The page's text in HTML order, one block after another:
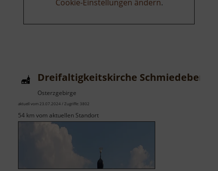
Cookie-Einstellungen ändern.
Dreifaltigkeitskirche Schmiedeberg
Osterzgebirge
aktuell vom 23.07.2024 / Zugriffe: 3802
54 km vom aktuellen Standort